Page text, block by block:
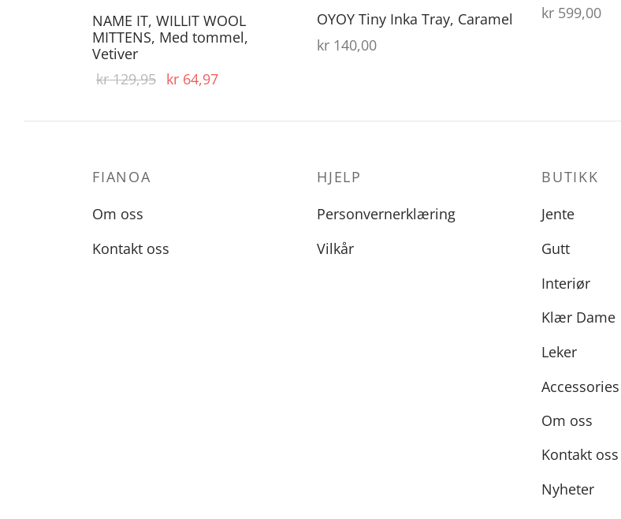
NAME IT, WILLIT WOOL
MITTENS, Med tommel,
Vetiver
kr129,95 Opprinnelig
kr 129,95.
kr 64,97
kr 64,97.
OYOY Tiny Inka Tray, Caramel
kr 140,00
kr 599,00
FIANOA
Om oss
Kontakt oss
HJELP
Personvernerklæring
Vilkår
BUTIKK
Jente
Gutt
Interiør
Klær Dame
Leker
Accessories
Om oss
Kontakt oss
Nyheter